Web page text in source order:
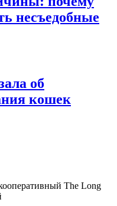
несъедобные
об
кошек
The Long